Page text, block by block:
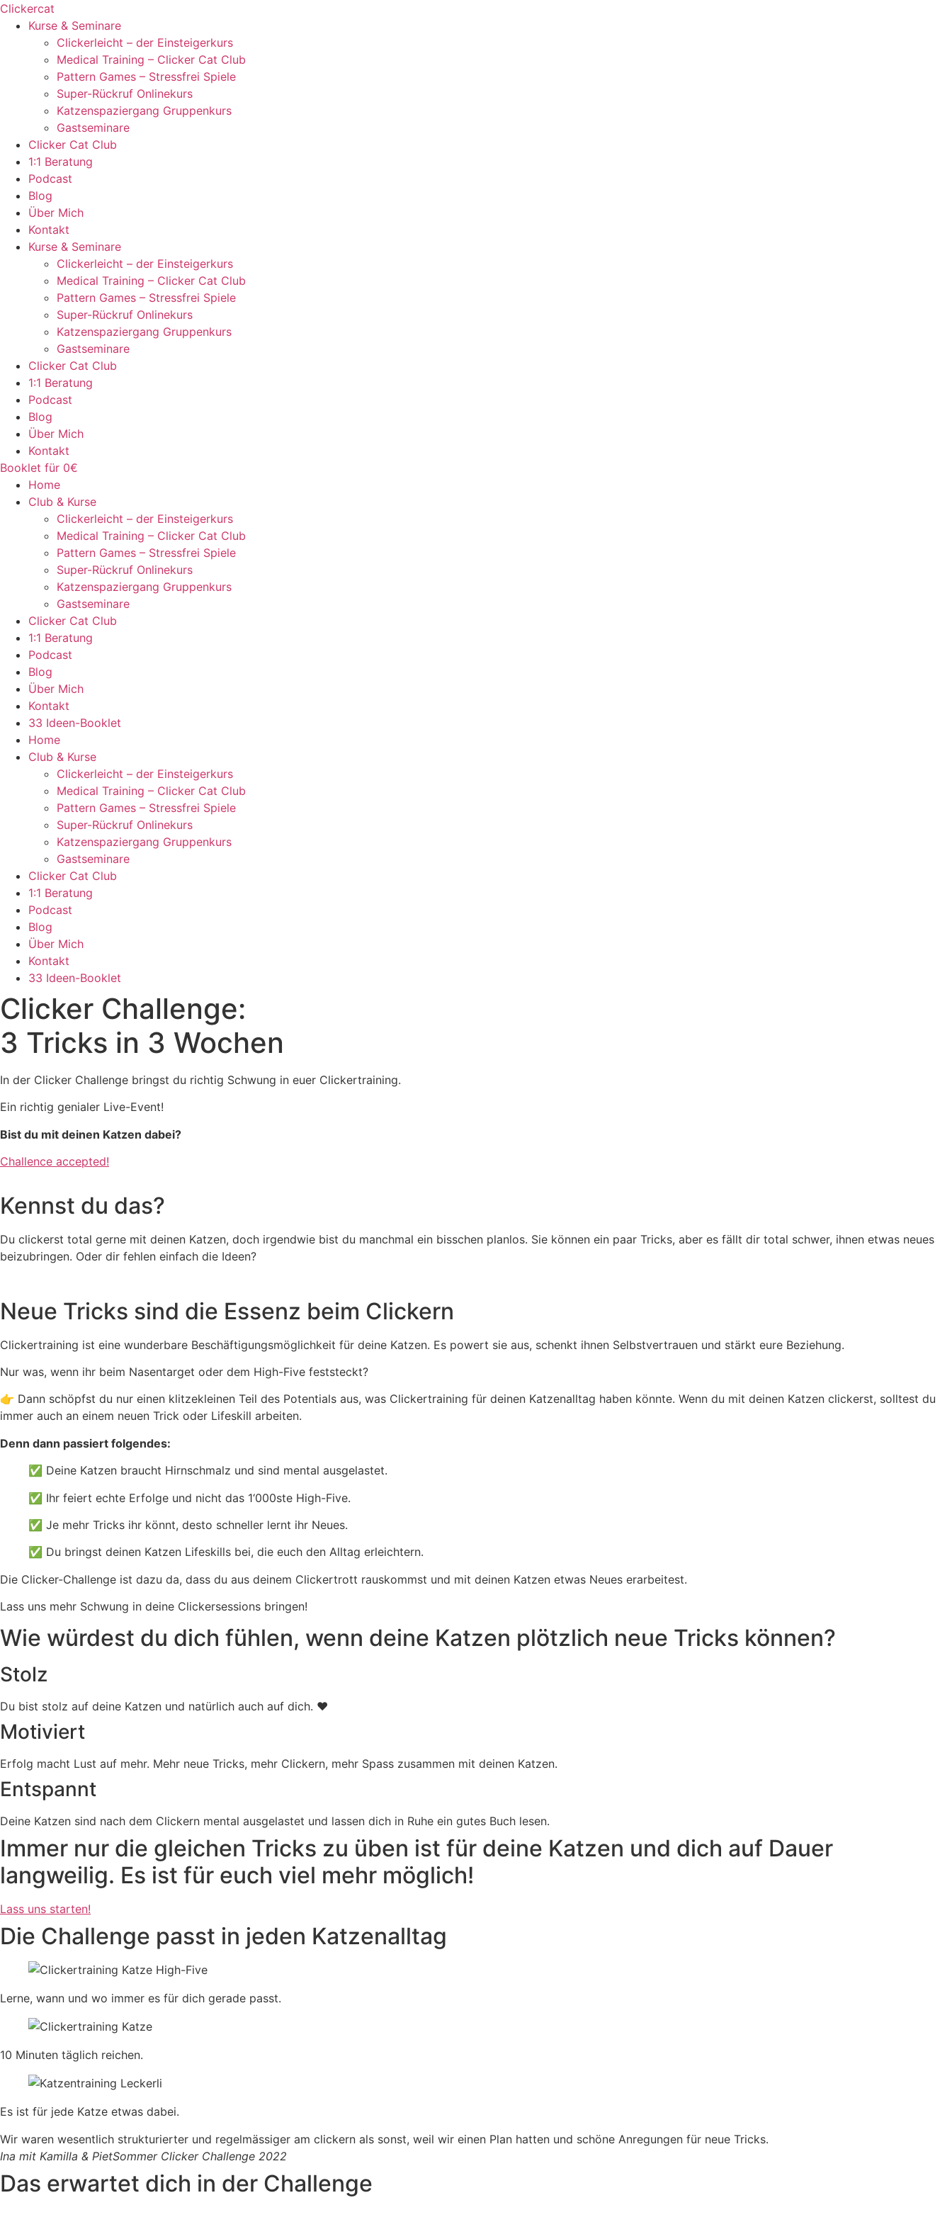
Zum
Inhalt
springen
Clickercat
Kurse & Seminare
Clickerleicht – der Einsteigerkurs
Medical Training – Clicker Cat Club
Pattern Games – Stressfrei Spiele
Super-Rückruf Onlinekurs
Katzenspaziergang Gruppenkurs
Gastseminare
Clicker Cat Club
1:1 Beratung
Podcast
Blog
Über Mich
Kontakt
Kurse & Seminare
Clickerleicht – der Einsteigerkurs
Medical Training – Clicker Cat Club
Pattern Games – Stressfrei Spiele
Super-Rückruf Onlinekurs
Katzenspaziergang Gruppenkurs
Gastseminare
Clicker Cat Club
1:1 Beratung
Podcast
Blog
Über Mich
Kontakt
Booklet für 0€
Home
Club & Kurse
Clickerleicht – der Einsteigerkurs
Medical Training – Clicker Cat Club
Pattern Games – Stressfrei Spiele
Super-Rückruf Onlinekurs
Katzenspaziergang Gruppenkurs
Gastseminare
Clicker Cat Club
1:1 Beratung
Podcast
Blog
Über Mich
Kontakt
33 Ideen-Booklet
Home
Club & Kurse
Clickerleicht – der Einsteigerkurs
Medical Training – Clicker Cat Club
Pattern Games – Stressfrei Spiele
Super-Rückruf Onlinekurs
Katzenspaziergang Gruppenkurs
Gastseminare
Clicker Cat Club
1:1 Beratung
Podcast
Blog
Über Mich
Kontakt
33 Ideen-Booklet
Clicker Challenge:
3 Tricks in 3 Wochen
In der Clicker Challenge bringst du richtig Schwung in euer Clickertraining.
Ein richtig genialer Live-Event!
Bist du mit deinen Katzen dabei?
Challence accepted!
Kennst du das?
Du clickerst total gerne mit deinen Katzen, doch irgendwie bist du manchmal ein bisschen planlos. Sie können ein paar Tricks, aber es fällt dir total schwer, ihnen etwas neues
beizubringen. Oder dir fehlen einfach die Ideen?
Neue Tricks sind die Essenz beim Clickern
Clickertraining ist eine wunderbare Beschäftigungsmöglichkeit für deine Katzen. Es powert sie aus, schenkt ihnen Selbstvertrauen und stärkt eure Beziehung.
Nur was, wenn ihr beim Nasentarget oder dem High-Five feststeckt?
👉 Dann schöpfst du nur einen klitzekleinen Teil des Potentials aus, was Clickertraining für deinen Katzenalltag haben könnte. Wenn du mit deinen Katzen clickerst, solltest du
immer auch an einem neuen Trick oder Lifeskill arbeiten.
Denn dann passiert folgendes:
✅ Deine Katzen braucht Hirnschmalz und sind mental ausgelastet.
✅ Ihr feiert echte Erfolge und nicht das 1‘000ste High-Five.
✅ Je mehr Tricks ihr könnt, desto schneller lernt ihr Neues.
✅ Du bringst deinen Katzen Lifeskills bei, die euch den Alltag erleichtern.
Die Clicker-Challenge ist dazu da, dass du aus deinem Clickertrott rauskommst und mit deinen Katzen etwas Neues erarbeitest.
Lass uns mehr Schwung in deine Clickersessions bringen!
Wie würdest du dich fühlen, wenn deine Katzen plötzlich neue Tricks können?
Stolz
Du bist stolz auf deine Katzen und natürlich auch auf dich. ❤️
Motiviert
Erfolg macht Lust auf mehr. Mehr neue Tricks, mehr Clickern, mehr Spass zusammen mit deinen Katzen.
Entspannt
Deine Katzen sind nach dem Clickern mental ausgelastet und lassen dich in Ruhe ein gutes Buch lesen.
Immer nur die gleichen Tricks zu üben ist für deine Katzen und dich auf Dauer
langweilig. Es ist für euch viel mehr möglich!
Lass uns starten!
Die Challenge passt in jeden Katzenalltag
Lerne, wann und wo immer es für dich gerade passt.
10 Minuten täglich reichen.
Es ist für jede Katze etwas dabei.
Wir waren wesentlich strukturierter und regelmässiger am clickern als sonst, weil wir einen Plan hatten und schöne Anregungen für neue Tricks.
Ina mit Kamilla & PietSommer Clicker Challenge 2022
Das erwartet dich in der Challenge